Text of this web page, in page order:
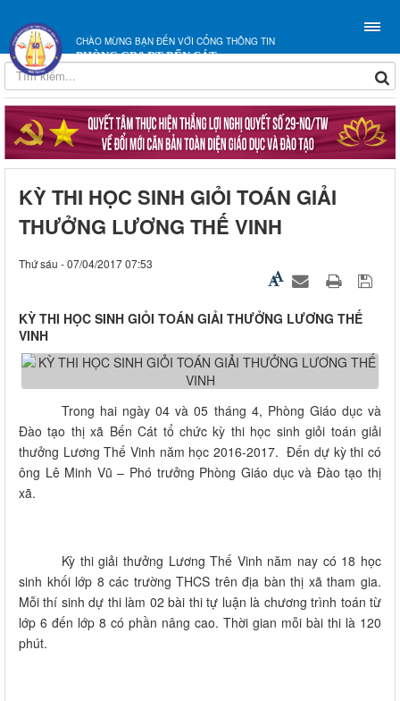
CHÀO MỪNG BẠN ĐẾN VỚI CỔNG THÔNG TIN
PHÒNG GD&ĐT BẾN CÁT
KỲ THI HỌC SINH GIỎI TOÁN GIẢI
THƯỞNG LƯƠNG THẾ VINH
Thứ sáu - 07/04/2017 07:53
KỲ THI HỌC SINH GIỎI TOÁN GIẢI THƯỞNG LƯƠNG THẾ
VINH
Trong hai ngày 04 và 05 tháng 4, Phòng Giáo dục và
Đào tạo thị xã Bến Cát tổ chức kỳ thi học sinh giỏi toán giải
thưởng Lương Thế Vinh năm học 2016-2017. Đến dự kỳ thi có
ông Lê Minh Vũ – Phó trưởng Phòng Giáo dục và Đào tạo thị
xã.
Kỳ thi giải thưởng Lương Thế Vinh năm nay có 18 học
sinh khối lớp 8 các trường THCS trên địa bàn thị xã tham gia.
Mỗi thí sinh dự thi làm 02 bài thi tự luận là chương trình toán từ
lớp 6 đến lớp 8 có phần nâng cao. Thời gian mỗi bài thi là 120
phút.